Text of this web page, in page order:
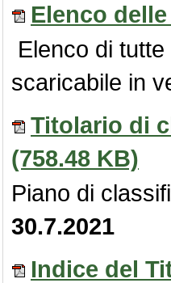
Elenco
Elenco di
scaricabile in
Titolario di
(758.48 KB)
Piano di
30.7.2021
Indice del